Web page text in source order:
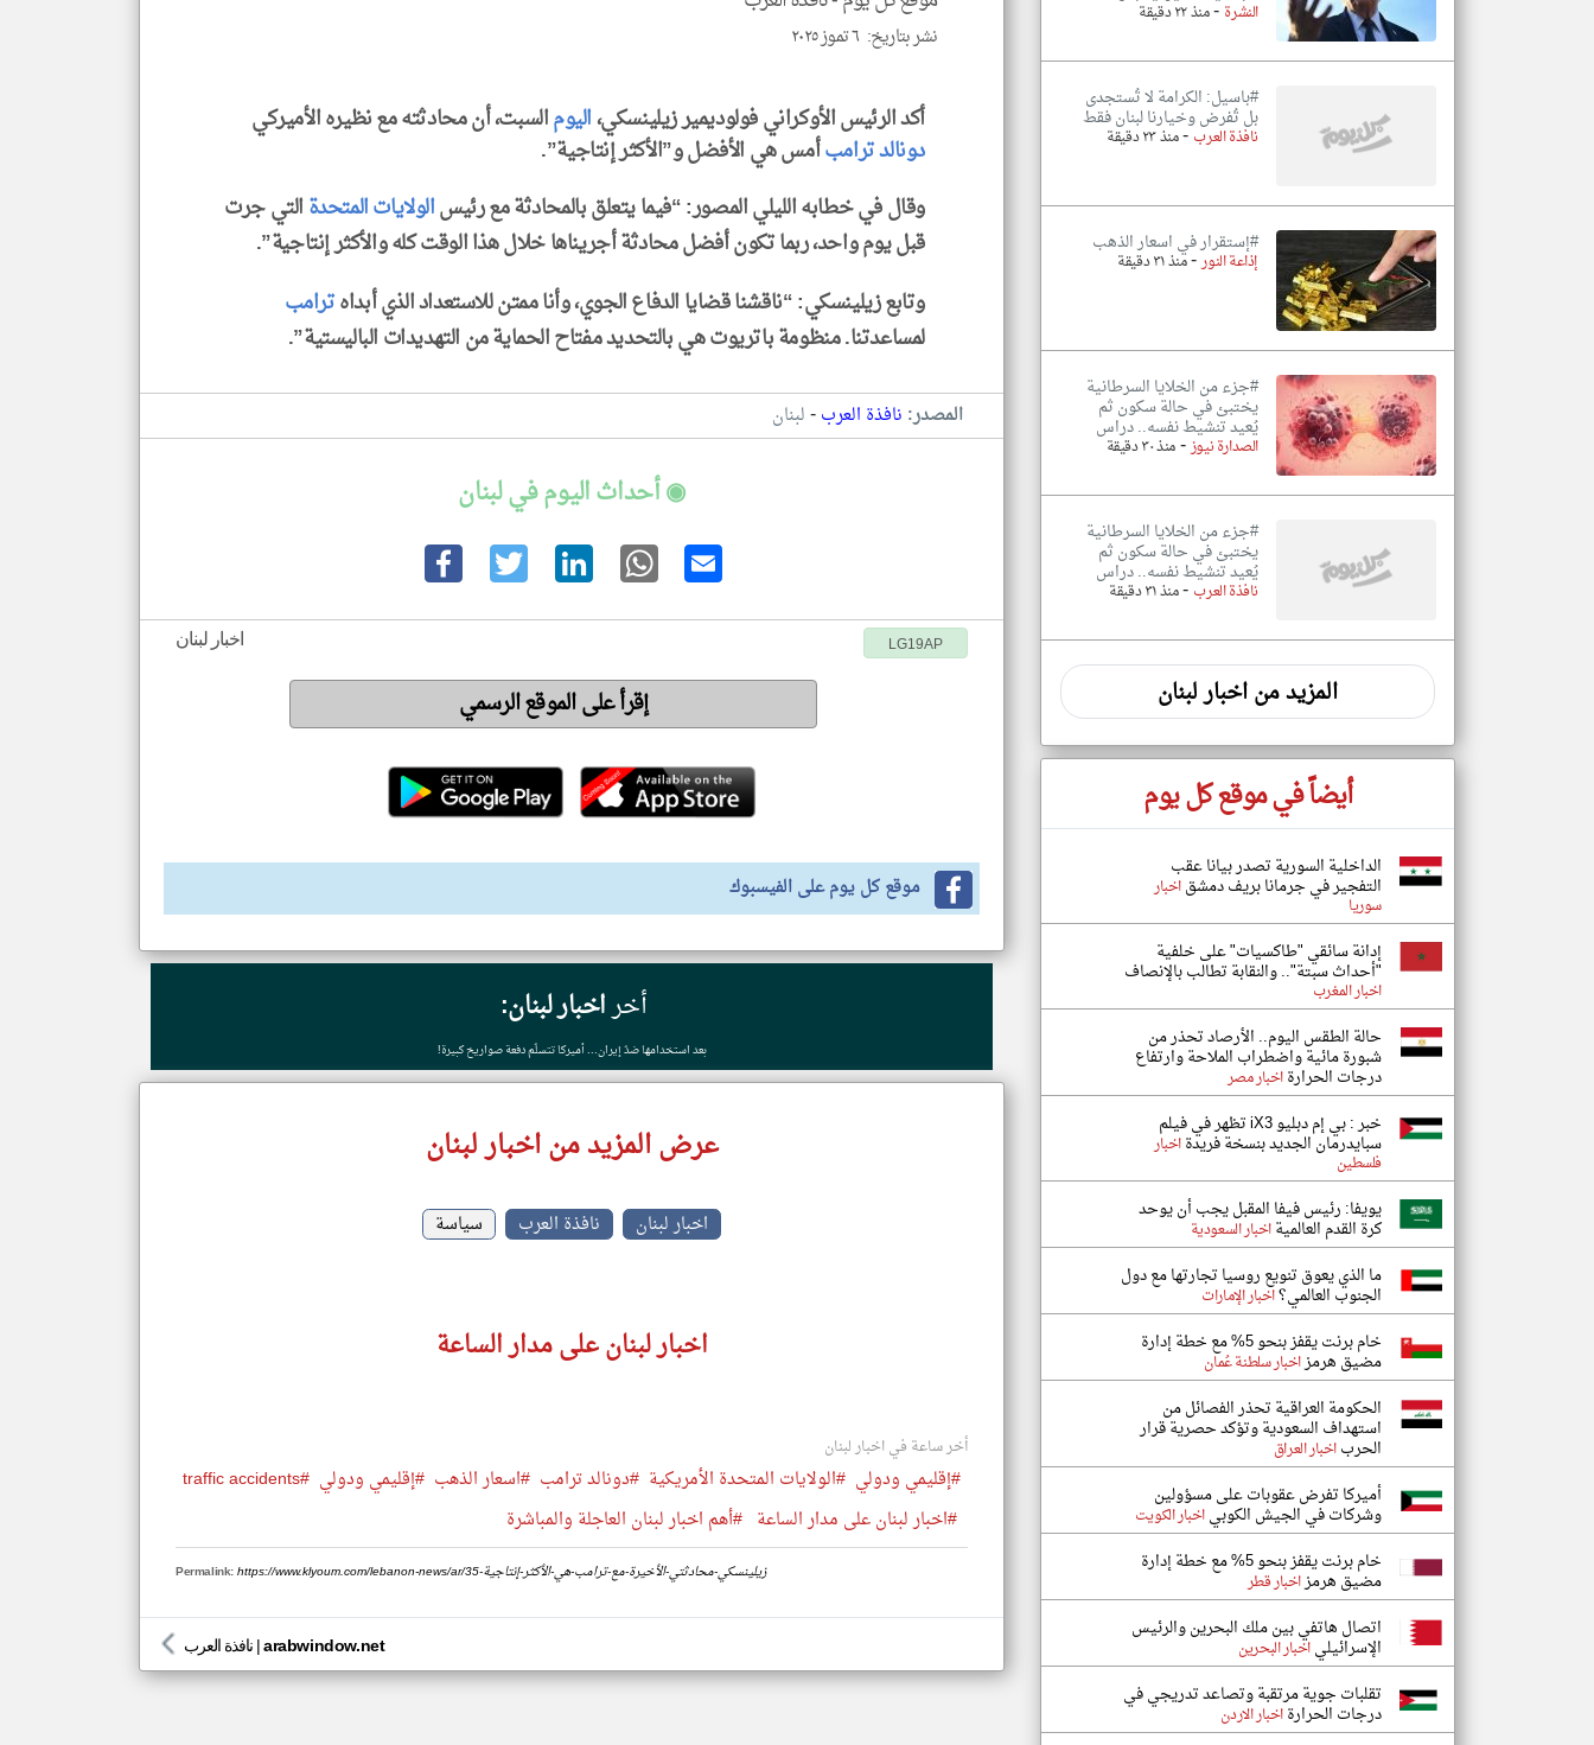
نشر بتاريخ: ٦ تموز ٢٠٢٥
أكد الرئيس الأوكراني فولوديمير زيلينسكي،اليومالسبت، أن محادثته مع نظيره الأميركي
دونالد ترامبأمس هي الأفضل و”الأكثر إنتاجية”.
وقال في خطابه الليلي المصور: “فيما يتعلق بالمحادثة مع رئيسالولايات المتحدةالتي جرت
قبل يوم واحد، ربما تكون أفضل محادثة أجريناها خلال هذا الوقت كله والأكثر إنتاجية”.
وتابع زيلينسكي: “ناقشنا قضايا الدفاع الجوي، وأنا ممتن للاستعداد الذي أبداهترامب
لمساعدتنا. منظومة باتريوت هي بالتحديد مفتاح الحماية من التهديدات الباليستية”.
المصدر: نافذة العرب-لبنان
◉ أحداث اليوم في لبنان
اخبار لبنان LG19AP
إقرأ على الموقع الرسمي
موقع كل يوم على الفيسبوك
أخراخبار لبنان:
بعد استخدامها ضدّ إيران... أميركا تتسلّم دفعة صواريخ كبيرة!
عرض المزيد من اخبار لبنان
اخبار لبنان نافذة العرب سياسة
اخبار لبنان على مدار الساعة
أخر ساعة في اخبار لبنان
#إقليمي ودولي #الولايات المتحدة الأمريكية #دونالد ترامب #اسعار الذهب #إقليمي ودولي #traffic accidents
#اخبار لبنان على مدار الساعة #أهم اخبار لبنان العاجلة والمباشرة
Permalink: https://www.klyoum.com/lebanon-news/ar/35-زيلينسكي-محادثتي-الأخيرة-مع-ترامب-هي-الأكثر-إنتاجية
نافذة العرب |arabwindow.net
النشرة-منذ ٢٢ دقيقة
#باسيل: الكرامة لا تُستجدى
بل تُفرض وخيارنا لبنان فقط
نافذة العرب-منذ ٢٣ دقيقة
#إستقرار في اسعار الذهب
إذاعة النور-منذ ٣١ دقيقة
#جزء من الخلايا السرطانية
يختبئ في حالة سكون ثم
يُعيد تنشيط نفسه.. دراس
الصدارة نيوز-منذ ٣٠ دقيقة
#جزء من الخلايا السرطانية
يختبئ في حالة سكون ثم
يُعيد تنشيط نفسه.. دراس
نافذة العرب -منذ ٣١ دقيقة
المزيد من اخبار لبنان
أيضاً في موقع كل يوم
الداخلية السورية تصدر بيانا عقب
التفجير في جرمانا بريف دمشقاخبار
سوريا
إدانة سائقي "طاكسيات" على خلفية
"أحداث سبتة".. والنقابة تطالب بالإنصاف
اخبار المغرب
حالة الطقس اليوم.. الأرصاد تحذر من
شبورة مائية واضطراب الملاحة وارتفاع
درجات الحرارةاخبار مصر
خبر : بي إم دبليو iX3 تظهر في فيلم
سبايدرمان الجديد بنسخة فريدةاخبار
فلسطين
يويفا: رئيس فيفا المقبل يجب أن يوحد
كرة القدم العالميةاخبار السعودية
ما الذي يعوق تنويع روسيا تجارتها مع دول
الجنوب العالمي؟اخبار الإمارات
خام برنت يقفز بنحو 5% مع خطة إدارة
مضيق هرمزاخبار سلطنة عُمان
الحكومة العراقية تحذر الفصائل من
استهداف السعودية وتؤكد حصرية قرار
الحرباخبار العراق
أميركا تفرض عقوبات على مسؤولين
وشركات في الجيش الكوبياخبار الكويت
خام برنت يقفز بنحو 5% مع خطة إدارة
مضيق هرمزاخبار قطر
اتصال هاتفي بين ملك البحرين والرئيس
الإسرائيلياخبار البحرين
تقلبات جوية مرتقبة وتصاعد تدريجي في
درجات الحرارةاخبار الاردن
klyoum.com